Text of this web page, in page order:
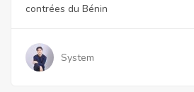
contrées du Bénin
System